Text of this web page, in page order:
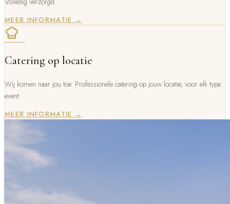
MEER INFORMATIE →
Catering op locatie
Wij komen naar jou toe. Professionele catering op jouw locatie, voor elk type
event.
MEER INFORMATIE →